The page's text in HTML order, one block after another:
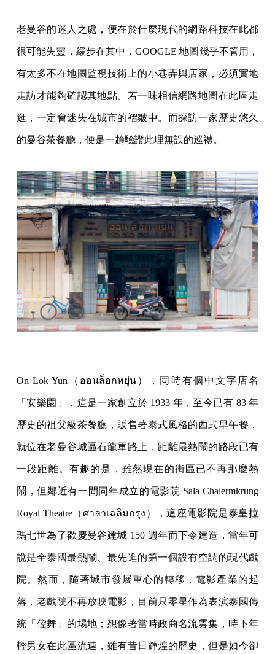
老曼谷的迷人之處，便在於什麼現代的網路科技在此都
很可能失靈，緩步在其中，GOOGLE 地圖幾乎不管用，
有太多不在地圖監視技術上的小巷弄與店家，必須實地
走訪才能夠確認其地點。若一味相信網路地圖在此區走
逛，一定會迷失在城市的褶皺中。而探訪一家歷史悠久
的曼谷茶餐廳，便是一趟驗證此理無誤的巡禮。
On Lok Yun（ออนล็อกหยุ่น），同時有個中文字店名
「安樂園」，這是一家創立於 1933 年，至今已有 83 年
歷史的祖父級茶餐廳，販售著泰式風格的西式早午餐，
就位在老曼谷城區石龍軍路上，距離最熱鬧的路段已有
一段距離。有趣的是，雖然現在的街區已不再那麼熱
鬧，但鄰近有一間同年成立的電影院 Sala Chalermkrung
Royal Theatre（ศาลาเฉลิมกรุง），這座電影院是泰皇拉
瑪七世為了歡慶曼谷建城 150 週年而下令建造，當年可
說是全泰國最熱鬧、最先進的第一個設有空調的現代戲
院。然而，隨著城市發展重心的轉移，電影產業的起
落，老戲院不再放映電影，目前只零星作為表演泰國傳
統「倥舞」的場地；想像著當時政商名流雲集，時下年
輕男女在此區流連，雖有昔日輝煌的歷史，但是如今卻